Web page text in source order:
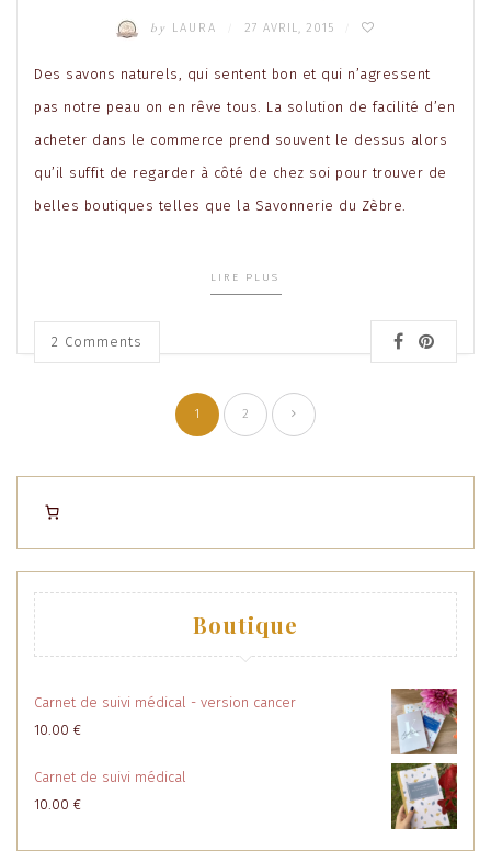
by LAURA 27 AVRIL, 2015
Des savons naturels, qui sentent bon et qui n’agressent
pas notre peau on en rêve tous. La solution de facilité d’en
acheter dans le commerce prend souvent le dessus alors
qu’il suffit de regarder à côté de chez soi pour trouver de
belles boutiques telles que la Savonnerie du Zèbre.
LIRE PLUS
2 Comments
Pagination
des
publications
1 2
Boutique
Carnet de suivi médical - version cancer
10.00 €
Carnet de suivi médical
10.00 €